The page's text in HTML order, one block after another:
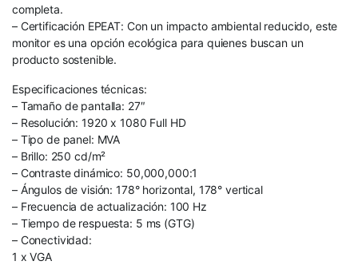
completa.
– Certificación EPEAT: Con un impacto ambiental reducido, este
monitor es una opción ecológica para quienes buscan un
producto sostenible.
Especificaciones técnicas:
– Tamaño de pantalla: 27″
– Resolución: 1920 x 1080 Full HD
– Tipo de panel: MVA
– Brillo: 250 cd/m²
– Contraste dinámico: 50,000,000:1
– Ángulos de visión: 178° horizontal, 178° vertical
– Frecuencia de actualización: 100 Hz
– Tiempo de respuesta: 5 ms (GTG)
– Conectividad:
1 x VGA